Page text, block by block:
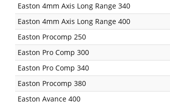
Easton 4mm Axis Long Range 340
Easton 4mm Axis Long Range 400
Easton Procomp 250
Easton Pro Comp 300
Easton Pro Comp 340
Easton Procomp 380
Easton Avance 400